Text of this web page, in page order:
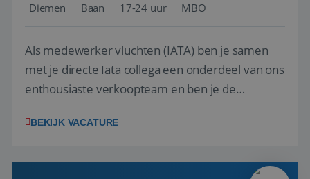
Diemen Baan 17-24 uur MBO
Als medewerker vluchten (IATA) ben je samen
met je directe Iata collega een onderdeel van ons
enthousiaste verkoopteam en ben je de
en tarieven waar je collega’s niet uitkomen.
kwaliteitsbewaking van alles wat met IATA te m...
BEKIJK VACATURE